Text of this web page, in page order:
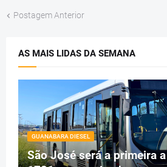
Postagem Anterior
AS MAIS LIDAS DA SEMANA
GUANABARA DIESEL
São José será a primeira